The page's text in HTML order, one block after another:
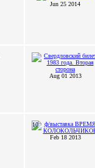
Jun 25 2014
Aug 01 2013
10
Feb 18 2013